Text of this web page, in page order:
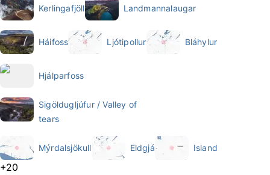
Kerlingafjöll Landmannalaugar
Háifoss Ljótipollur Bláhylur
Hjálparfoss
Sigöldugljúfur / Valley of
tears
Mýrdalsjökull Eldgjá Island
+20